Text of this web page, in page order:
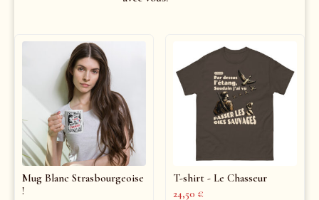
Mug Blanc Strasbourgeoise
!
T-shirt - Le Chasseur
24,50 €